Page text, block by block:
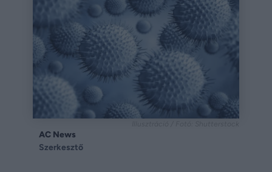
AC News
Szerkesztő